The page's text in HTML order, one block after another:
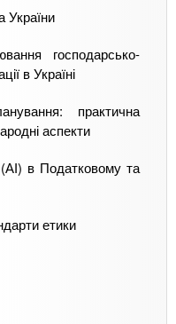
України
господарсько-
в Україні
практична
аспекти
в Податковому та
етики